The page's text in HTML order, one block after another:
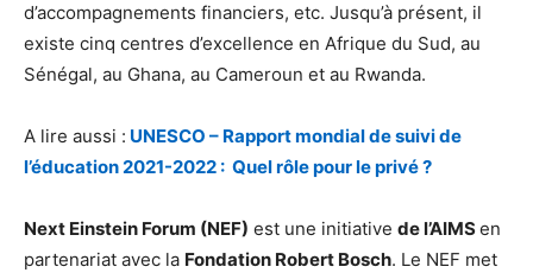
d’accompagnements financiers, etc. Jusqu’à présent, il
existe cinq centres d’excellence en Afrique du Sud, au
Sénégal, au Ghana, au Cameroun et au Rwanda.
A lire aussi : UNESCO – Rapport mondial de suivi de
l’éducation 2021-2022 : Quel rôle pour le privé ?
Next Einstein Forum (NEF) est une initiative de l’AIMSen
partenariat avec la Fondation Robert Bosch. Le NEF met